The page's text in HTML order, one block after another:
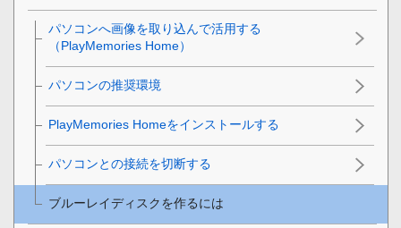
パソコンへ画像を取り込んで活用する
（PlayMemories Home）
パソコンの推奨環境
PlayMemories Homeをインストールする
パソコンとの接続を切断する
ブルーレイディスクを作るには